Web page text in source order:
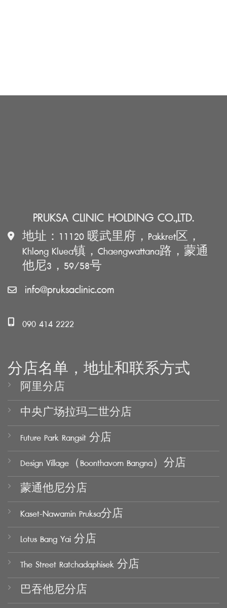
PRUKSA CLINIC HOLDING CO.,LTD.
地址：11120 暖武里府，Pakkret区，
Khlong Kluea镇，Chaengwattana路，蒙通
他尼3，59/58号
info@pruksaclinic.com
090 414 2222
分店名单，地址和联系方式
阿里分店
中央广场拉玛二世分店
Future Park Rangsit 分店
Design Village（Boonthavorn Bangna）分店
蒙通他尼分店
Kaset-Nawamin Pruksa分店
Lotus Bang Yai 分店
The Street Ratchadaphisek 分店
巴吞他尼分店